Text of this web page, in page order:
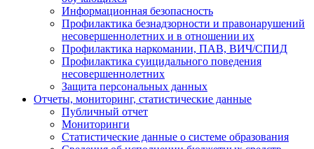
Информационная безопасность
Профилактика безнадзорности и правонарушений
несовершеннолетних и в отношении их
Профилактика наркомании, ПАВ, ВИЧ/СПИД
Профилактика суицидального поведения
несовершеннолетних
Защита персональных данных
Отчеты, мониторинг, статистические данные
Публичный отчет
Мониторинги
Статистические данные о системе образования